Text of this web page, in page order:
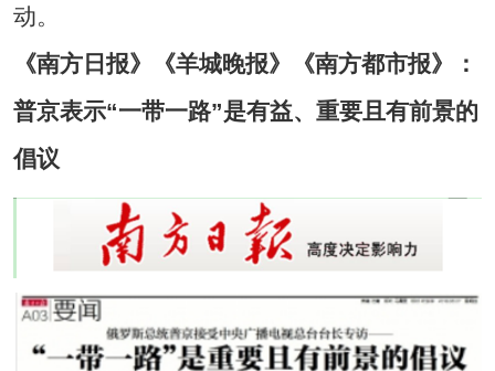
动。
《南方日报》《羊城晚报》《南方都市报》：
普京表示“一带一路”是有益、重要且有前景的
倡议